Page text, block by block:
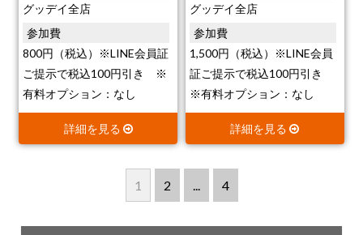
グッデイ全店
参加費
800円（税込）※LINE会員証
ご提示で税込100円引き ※
有料オプション：なし
詳細を見る
グッデイ全店
参加費
1,500円（税込）※LINE会員
証ご提示で税込100円引き
※有料オプション：なし
詳細を見る
1 2 ... 4